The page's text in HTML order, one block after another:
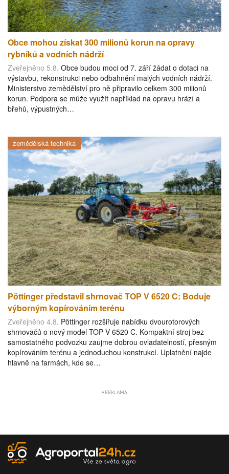
Obce mohou získat 300 milionů korun na opravy
rybníků a vodních nádrží
Zveřejněno 5.8. Obce budou moci od 7. září žádat o dotaci na
výstavbu, rekonstrukci nebo odbahnění malých vodních nádrží.
Ministerstvo zemědělství pro ně připravilo celkem 300 milionů
korun. Podpora se může využít například na opravu hrází a
břehů, výpustných…
zemědělská technika
Pöttinger představil shrnovač TOP V 6520 C: Boduje
výborným kopírováním terénu
Zveřejněno 4.8. Pöttinger rozšiřuje nabídku dvourotorových
shrnovačů o nový model TOP V 6520 C. Kompaktní stroj bez
samostatného podvozku zaujme dobrou ovladatelností, přesným
kopírováním terénu a jednoduchou konstrukcí. Uplatnění najde
hlavně na farmách, kde se…